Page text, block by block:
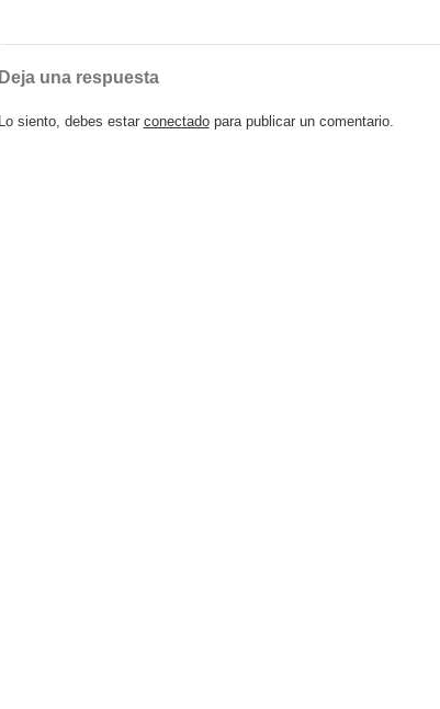
Deja una respuesta
Lo siento, debes estar conectadopara publicar un comentario.